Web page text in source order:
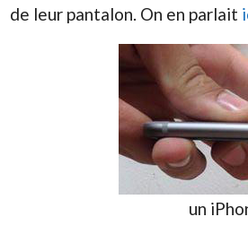
de leur pantalon. On en parlait
un